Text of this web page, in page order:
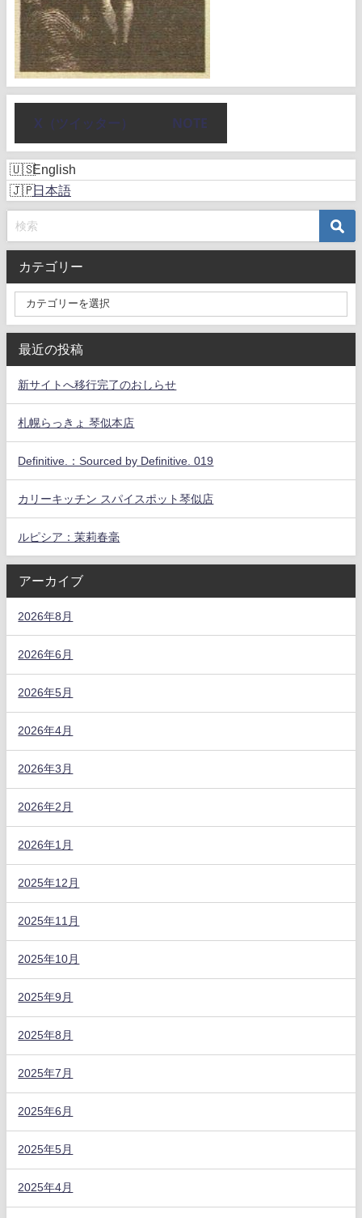
X（ツイッター） NOTE
English
日本語
カテゴリー
最近の投稿
新サイトへ移行完了のおしらせ
札幌らっきょ 琴似本店
Definitive.：Sourced by Definitive. 019
カリーキッチン スパイスポット琴似店
ルピシア：茉莉春毫
アーカイブ
2026年8月
2026年6月
2026年5月
2026年4月
2026年3月
2026年2月
2026年1月
2025年12月
2025年11月
2025年10月
2025年9月
2025年8月
2025年7月
2025年6月
2025年5月
2025年4月